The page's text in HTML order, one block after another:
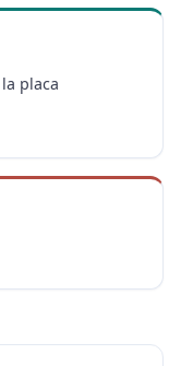
placa